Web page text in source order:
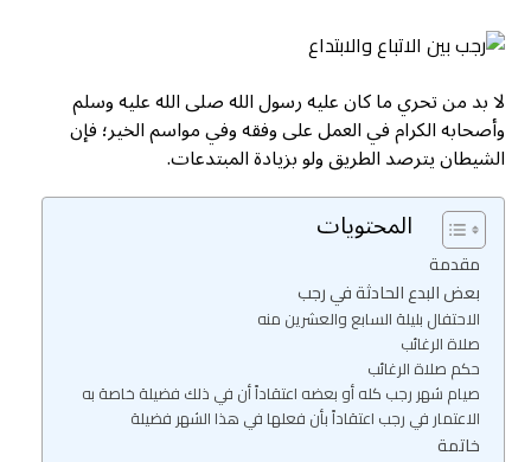
لا بد من تحري ما كان عليه رسول الله صلى الله عليه وسلم
وأصحابه الكرام في العمل على وفقه وفي مواسم الخير؛ فإن
الشيطان يترصد الطريق ولو بزيادة المبتدعات.
المحتويات
مقدمة
بعض البدع الحادثة في رجب
الاحتفال بليلة السابع والعشرين منه
صلاة الرغائب
حكم صلاة الرغائب
صيام شهر رجب كله أو بعضه اعتقاداً أن في ذلك فضيلة خاصة به
الاعتمار في رجب اعتقاداً بأن فعلها في هذا الشهر فضيلة
خاتمة